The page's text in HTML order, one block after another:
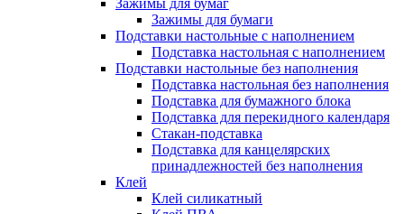
Зажимы для бумаг
Зажимы для бумаги
Подставки настольные с наполнением
Подставка настольная с наполнением
Подставки настольные без наполнения
Подставка настольная без наполнения
Подставка для бумажного блока
Подставка для перекидного календаря
Стакан-подставка
Подставка для канцелярских
принадлежностей без наполнения
Клей
Клей силикатный